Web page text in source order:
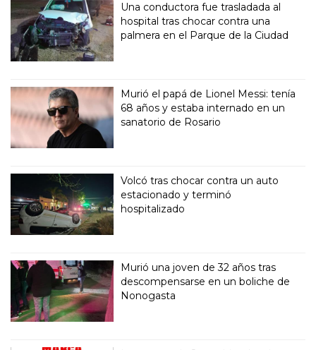
Una conductora fue trasladada al
hospital tras chocar contra una
palmera en el Parque de la Ciudad
Murió el papá de Lionel Messi: tenía
68 años y estaba internado en un
sanatorio de Rosario
Volcó tras chocar contra un auto
estacionado y terminó
hospitalizado
Murió una joven de 32 años tras
descompensarse en un boliche de
Nonogasta